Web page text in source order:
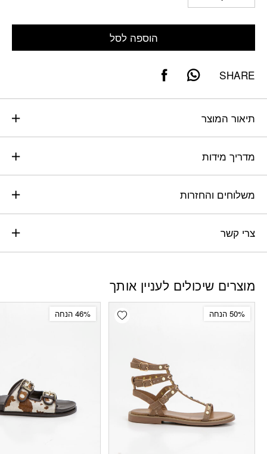
הוספה לסל
SHARE
תיאור המוצר
מדריך מידות
משלוחים והחזרות
צרי קשר
מוצרים שיכולים לעניין אותך
Add wishlist 50% הנחה 46% הנחה